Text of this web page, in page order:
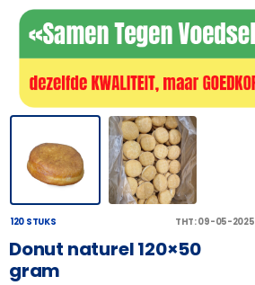
120 STUKS THT: 09-05-2025
Donut naturel 120×50
gram